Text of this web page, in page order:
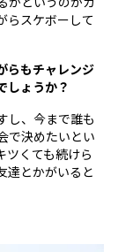
らスケボーして
らもチャレンジ
しょうか？
し、今まで誰も
で決めたいとい
ツくても続けら
達とかがいると